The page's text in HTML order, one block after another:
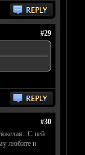
#29
#30
ней
любите и